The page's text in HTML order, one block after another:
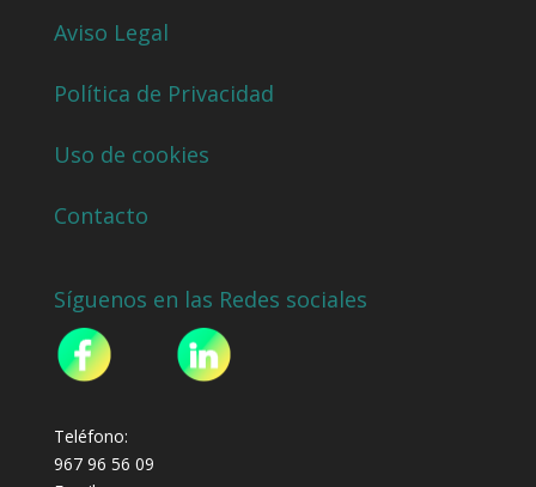
Aviso Legal
Política de Privacidad
Uso de cookies
Contacto
Síguenos en las Redes sociales
Teléfono:
967 96 56 09